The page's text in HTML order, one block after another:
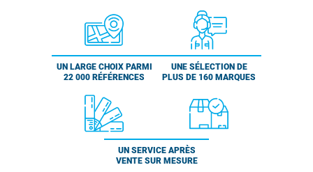
UN LARGE CHOIX PARMI
22 000 RÉFÉRENCES
UNE SÉLECTION DE
PLUS DE 160 MARQUES
UN SERVICE APRÈS
VENTE SUR MESURE